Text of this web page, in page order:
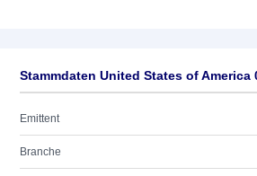
Stammdaten United States of America
Emittent
Branche